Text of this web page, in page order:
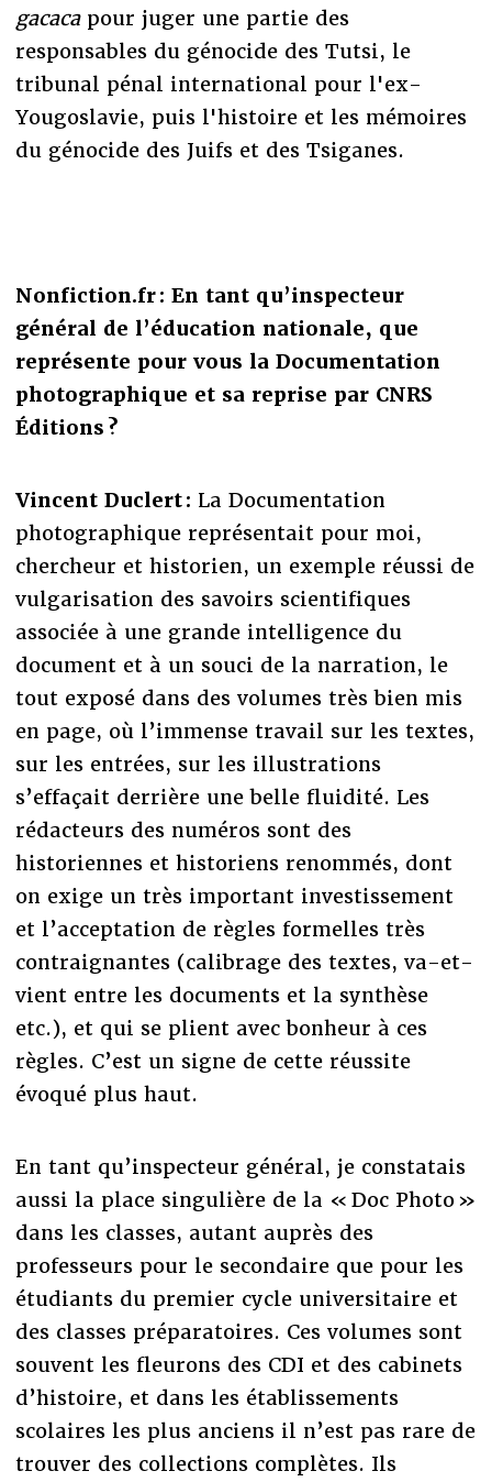
gacaca pour juger une partie des
responsables du génocide des Tutsi, le
tribunal pénal international pour l'ex-
Yougoslavie, puis l'histoire et les mémoires
du génocide des Juifs et des Tsiganes.
Nonfiction.fr : En tant qu’inspecteur
général de l’éducation nationale, que
représente pour vous la Documentation
photographique et sa reprise par CNRS
Éditions ?
Vincent Duclert : La Documentation
photographique représentait pour moi,
chercheur et historien, un exemple réussi de
vulgarisation des savoirs scientifiques
associée à une grande intelligence du
document et à un souci de la narration, le
tout exposé dans des volumes très bien mis
en page, où l’immense travail sur les textes,
sur les entrées, sur les illustrations
s’effaçait derrière une belle fluidité. Les
rédacteurs des numéros sont des
historiennes et historiens renommés, dont
on exige un très important investissement
et l’acceptation de règles formelles très
contraignantes (calibrage des textes, va-et-
vient entre les documents et la synthèse
etc.), et qui se plient avec bonheur à ces
règles. C’est un signe de cette réussite
évoqué plus haut.
En tant qu’inspecteur général, je constatais
aussi la place singulière de la « Doc Photo »
dans les classes, autant auprès des
professeurs pour le secondaire que pour les
étudiants du premier cycle universitaire et
des classes préparatoires. Ces volumes sont
souvent les fleurons des CDI et des cabinets
d’histoire, et dans les établissements
scolaires les plus anciens il n’est pas rare de
trouver des collections complètes. Ils